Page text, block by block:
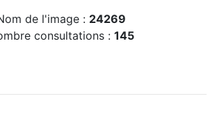
de l'image : 24269
consultations : 145